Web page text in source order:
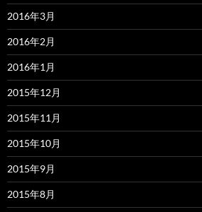
2016年3月
2016年2月
2016年1月
2015年12月
2015年11月
2015年10月
2015年9月
2015年8月